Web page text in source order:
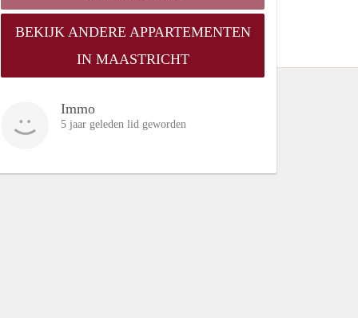
BEKIJK ANDERE APPARTEMENTEN
IN MAASTRICHT
Immo
5 jaar geleden lid geworden